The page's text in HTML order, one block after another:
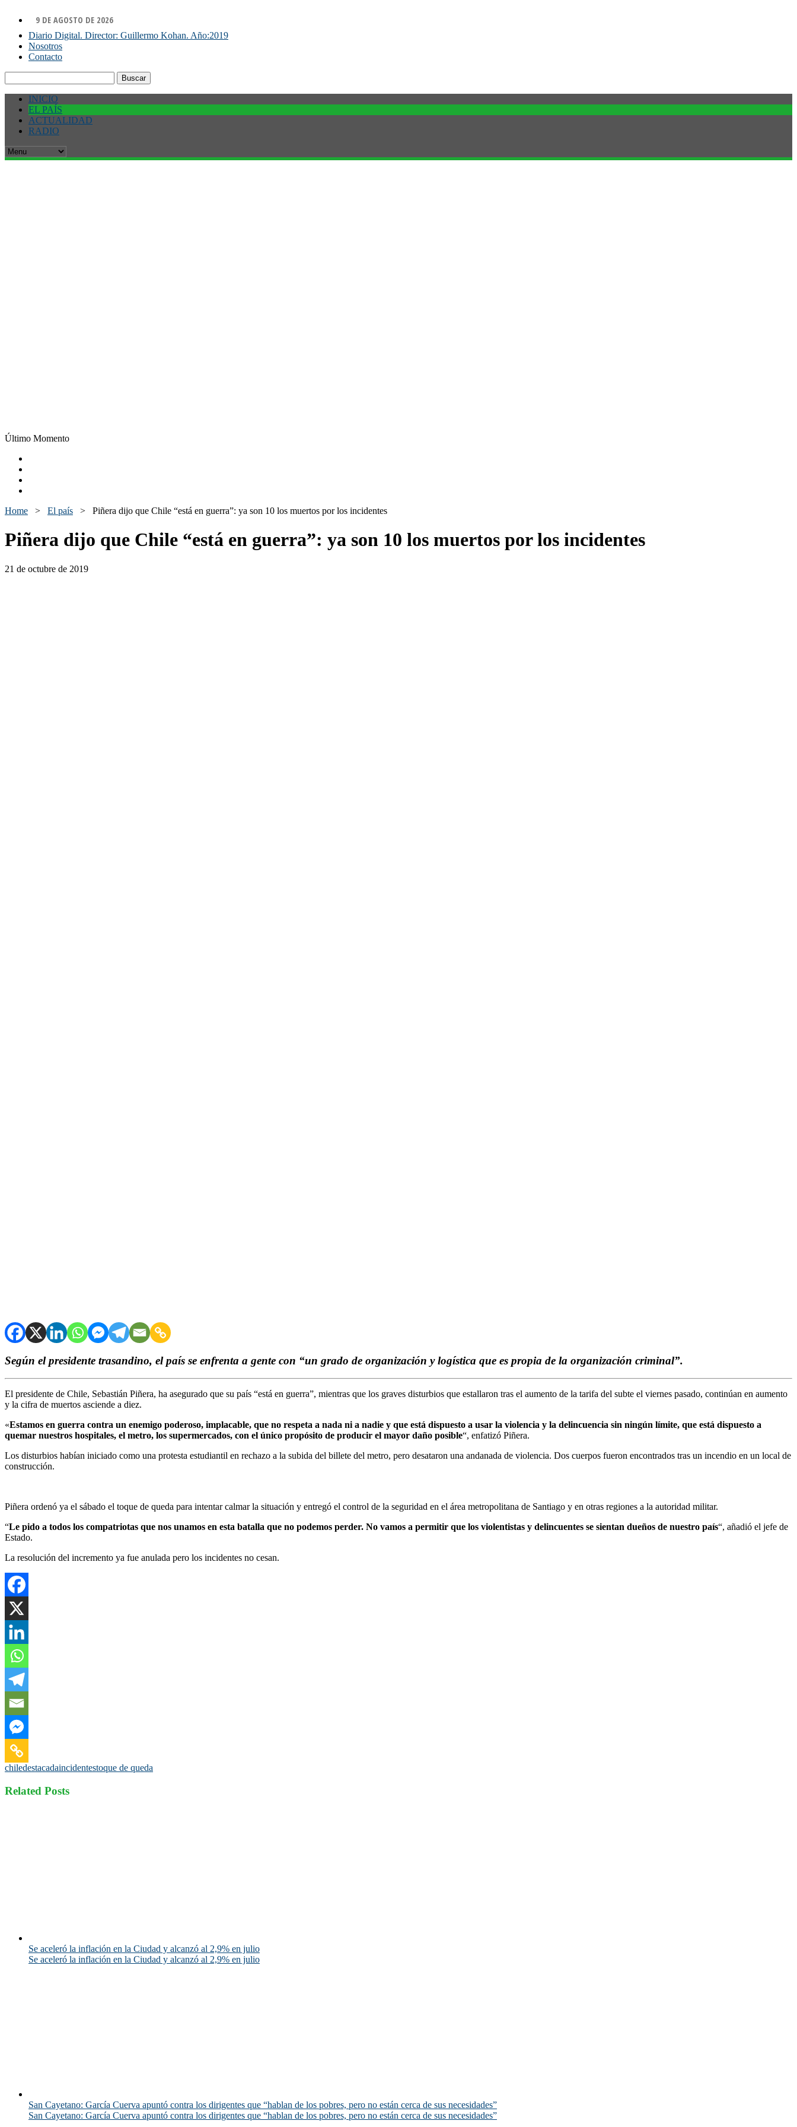
9 DE AGOSTO DE 2026
Diario Digital. Director: Guillermo Kohan. Año:2019
Nosotros
Contacto
INICIO
EL PAÍS
ACTUALIDAD
RADIO
Último Momento
Home > El país > Piñera dijo que Chile “está en guerra”: ya son 10 los muertos por los incidentes
Piñera dijo que Chile “está en guerra”: ya son 10 los muertos por los incidentes
21 de octubre de 2019
Según el presidente trasandino, el país se enfrenta a gente con “un grado de organización y logística que es propia de la organización criminal”.
El presidente de Chile, Sebastián Piñera, ha asegurado que su país “está en guerra”, mientras que los graves disturbios que estallaron tras el aumento de la tarifa del subte el viernes pasado, continúan en aumento
y la cifra de muertos asciende a diez.
«Estamos en guerra contra un enemigo poderoso, implacable, que no respeta a nada ni a nadie y que está dispuesto a usar la violencia y la delincuencia sin ningún límite, que está dispuesto a
quemar nuestros hospitales, el metro, los supermercados, con el único propósito de producir el mayor daño posible“, enfatizó Piñera.
Los disturbios habían iniciado como una protesta estudiantil en rechazo a la subida del billete del metro, pero desataron una andanada de violencia. Dos cuerpos fueron encontrados tras un incendio en un local de
construcción.
Piñera ordenó ya el sábado el toque de queda para intentar calmar la situación y entregó el control de la seguridad en el área metropolitana de Santiago y en otras regiones a la autoridad militar.
“Le pido a todos los compatriotas que nos unamos en esta batalla que no podemos perder. No vamos a permitir que los violentistas y delincuentes se sientan dueños de nuestro país“, añadió el jefe de
Estado.
La resolución del incremento ya fue anulada pero los incidentes no cesan.
chiledestacadaincidentestoque de queda
Related Posts
Se aceleró la inflación en la Ciudad y alcanzó al 2,9% en julio
Se aceleró la inflación en la Ciudad y alcanzó al 2,9% en julio
San Cayetano: García Cuerva apuntó contra los dirigentes que “hablan de los pobres, pero no están cerca de sus necesidades”
San Cayetano: García Cuerva apuntó contra los dirigentes que “hablan de los pobres, pero no están cerca de sus necesidades”